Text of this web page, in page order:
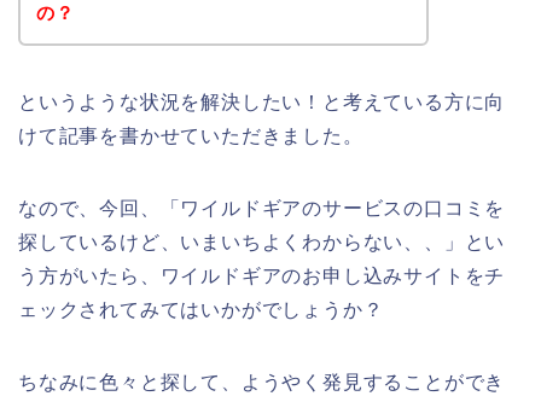
の？
というような状況を解決したい！と考えている方に向
けて記事を書かせていただきました。
なので、今回、「ワイルドギアのサービスの口コミを
探しているけど、いまいちよくわからない、、」とい
う方がいたら、ワイルドギアのお申し込みサイトをチ
ェックされてみてはいかがでしょうか？
ちなみに色々と探して、ようやく発見することができ